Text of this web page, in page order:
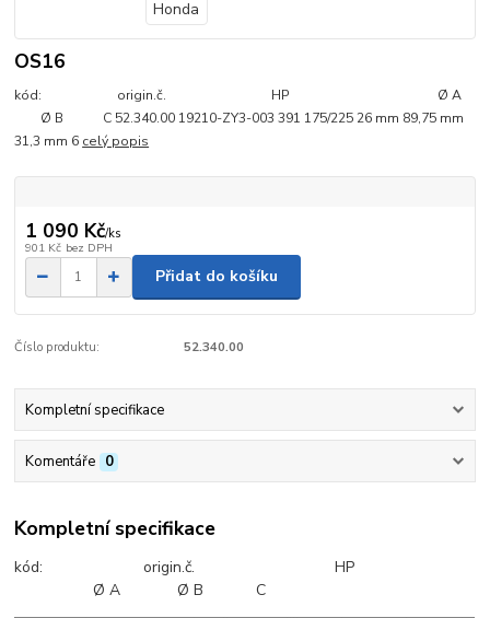
OS16
kód: origin.č. HP Ø A
Ø B C 52.340.00 19210-ZY3-003 391 175/225 26 mm 89,75 mm
31,3 mm 6 celý popis
1 090 Kč/ks
901 Kč bez DPH
Přidat do košíku
Číslo produktu: 52.340.00
Kompletní specifikace
Komentáře 0
Kompletní specifikace
kód: origin.č. HP
Ø A Ø B C